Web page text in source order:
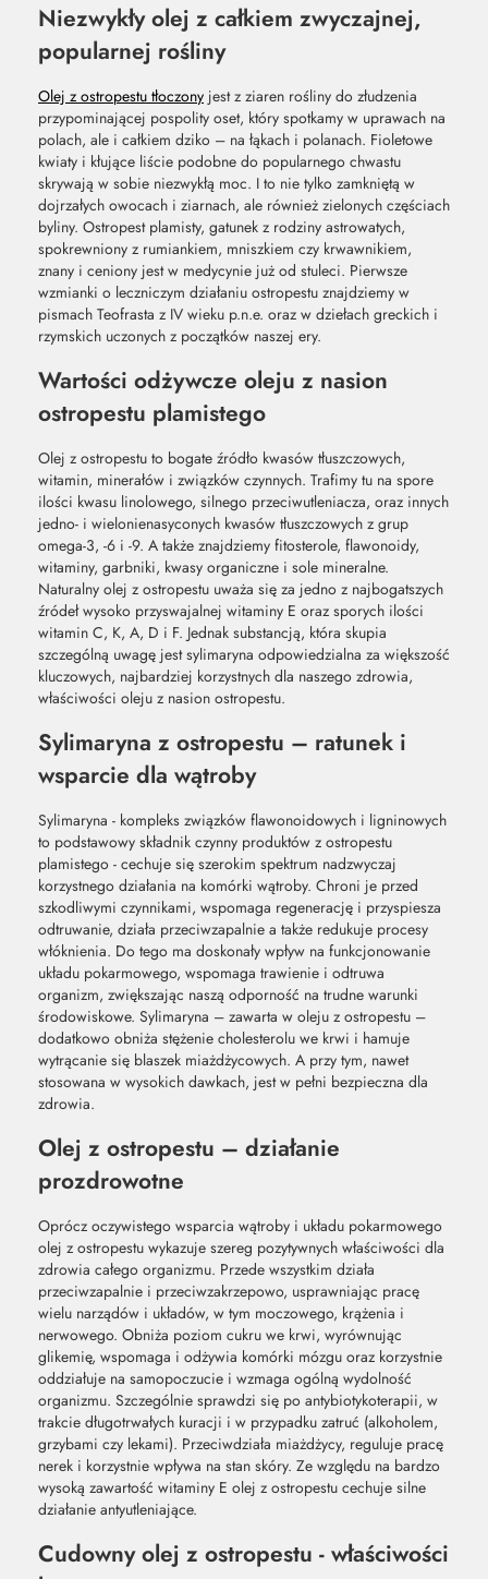
MOC Z
NATURY
Niezwykły olej z całkiem zwyczajnej,
popularnej rośliny
Olej z ostropestu tłoczony jest z ziaren rośliny do złudzenia
przypominającej pospolity oset, który spotkamy w uprawach na
polach, ale i całkiem dziko – na łąkach i polanach. Fioletowe
kwiaty i kłujące liście podobne do popularnego chwastu
skrywają w sobie niezwykłą moc. I to nie tylko zamkniętą w
dojrzałych owocach i ziarnach, ale również zielonych częściach
byliny. Ostropest plamisty, gatunek z rodziny astrowatych,
spokrewniony z rumiankiem, mniszkiem czy krwawnikiem,
znany i ceniony jest w medycynie już od stuleci. Pierwsze
wzmianki o leczniczym działaniu ostropestu znajdziemy w
pismach Teofrasta z IV wieku p.n.e. oraz w dziełach greckich i
rzymskich uczonych z początków naszej ery.
Wartości odżywcze oleju z nasion
ostropestu plamistego
Olej z ostropestu to bogate źródło kwasów tłuszczowych,
witamin, minerałów i związków czynnych. Trafimy tu na spore
ilości kwasu linolowego, silnego przeciwutleniacza, oraz innych
jedno- i wielonienasyconych kwasów tłuszczowych z grup
omega-3, -6 i -9. A także znajdziemy fitosterole, flawonoidy,
witaminy, garbniki, kwasy organiczne i sole mineralne.
Naturalny olej z ostropestu uważa się za jedno z najbogatszych
źródeł wysoko przyswajalnej witaminy E oraz sporych ilości
witamin C, K, A, D i F. Jednak substancją, która skupia
szczególną uwagę jest sylimaryna odpowiedzialna za większość
kluczowych, najbardziej korzystnych dla naszego zdrowia,
właściwości oleju z nasion ostropestu.
Sylimaryna z ostropestu – ratunek i
wsparcie dla wątroby
Sylimaryna - kompleks związków flawonoidowych i ligninowych
to podstawowy składnik czynny produktów z ostropestu
plamistego - cechuje się szerokim spektrum nadzwyczaj
korzystnego działania na komórki wątroby. Chroni je przed
szkodliwymi czynnikami, wspomaga regenerację i przyspiesza
odtruwanie, działa przeciwzapalnie a także redukuje procesy
włóknienia. Do tego ma doskonały wpływ na funkcjonowanie
układu pokarmowego, wspomaga trawienie i odtruwa
organizm, zwiększając naszą odporność na trudne warunki
środowiskowe. Sylimaryna – zawarta w oleju z ostropestu –
dodatkowo obniża stężenie cholesterolu we krwi i hamuje
wytrącanie się blaszek miażdżycowych. A przy tym, nawet
stosowana w wysokich dawkach, jest w pełni bezpieczna dla
zdrowia.
Olej z ostropestu – działanie
prozdrowotne
Oprócz oczywistego wsparcia wątroby i układu pokarmowego
olej z ostropestu wykazuje szereg pozytywnych właściwości dla
zdrowia całego organizmu. Przede wszystkim działa
przeciwzapalnie i przeciwzakrzepowo, usprawniając pracę
wielu narządów i układów, w tym moczowego, krążenia i
nerwowego. Obniża poziom cukru we krwi, wyrównując
glikemię, wspomaga i odżywia komórki mózgu oraz korzystnie
oddziałuje na samopoczucie i wzmaga ogólną wydolność
organizmu. Szczególnie sprawdzi się po antybiotykoterapii, w
trakcie długotrwałych kuracji i w przypadku zatruć (alkoholem,
grzybami czy lekami). Przeciwdziała miażdżycy, reguluje pracę
nerek i korzystnie wpływa na stan skóry. Ze względu na bardzo
wysoką zawartość witaminy E olej z ostropestu cechuje silne
działanie antyutleniające.
Cudowny olej z ostropestu - właściwości